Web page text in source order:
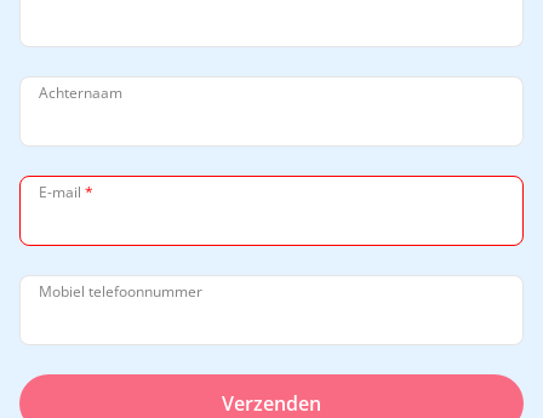
Achternaam
E-mail *
Mobiel telefoonnummer
Verzenden